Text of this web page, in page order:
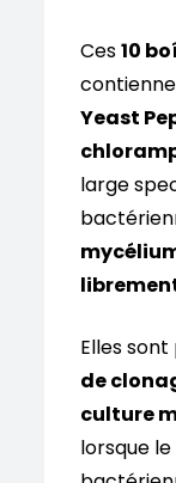
Ces10
Yeast
large
Elles
de
culture
lorsque